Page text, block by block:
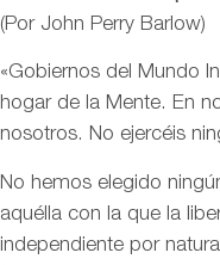
(Por John Perry Barlow)
«Gobiernos del Mundo
hogar de la Mente. En
nosotros. No ejercéis
No hemos elegido
aquélla con la que la
independiente por